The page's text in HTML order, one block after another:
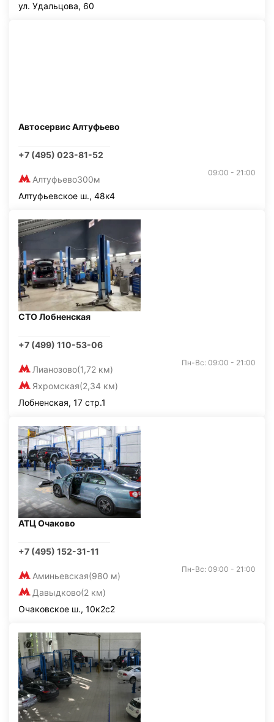
ул. Удальцова, 60
Автосервис Алтуфьево
+7 (495) 023-81-52
Алтуфьево300м
09:00 - 21:00
Алтуфьевское ш., 48к4
СТО Лобненская
+7 (499) 110-53-06
Лианозово(1,72 км)
Яхромская(2,34 км)
Пн-Вс: 09:00 - 21:00
Лобненская, 17 стр.1
АТЦ Очаково
+7 (495) 152-31-11
Аминьевская(980 м)
Давыдково(2 км)
Пн-Вс: 09:00 - 21:00
Очаковское ш., 10к2с2